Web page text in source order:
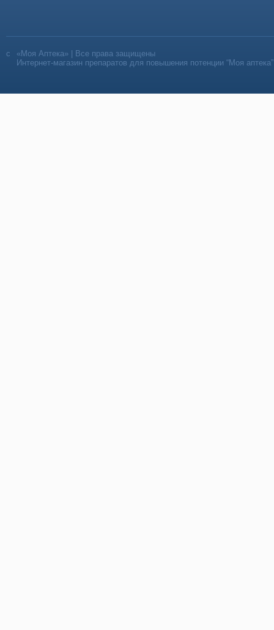
«Моя Аптека» | Все права защищены
Интернет-магазин препаратов для повышения потенции “Моя